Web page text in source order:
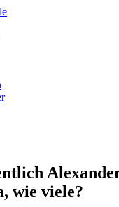
wie viele?